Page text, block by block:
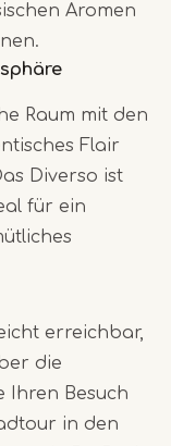
Aromen
Raum mit den
Flair
Diverso ist
für ein
erreichbar,
die
Ihren Besuch
in den